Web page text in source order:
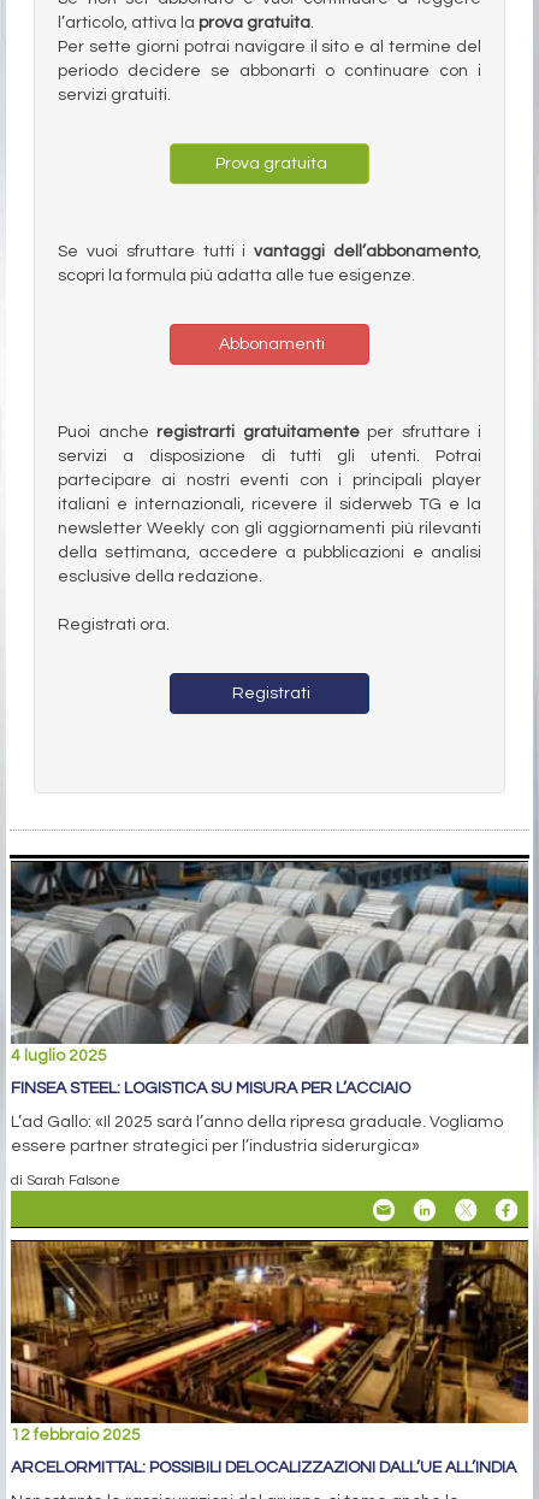
l’articolo, attiva la prova gratuita.
Per sette giorni potrai navigare il sito e al termine del
periodo decidere se abbonarti o continuare con i
servizi gratuiti.
Prova gratuita
Se vuoi sfruttare tutti ivantaggi dell’abbonamento,
scopri la formula più adatta alle tue esigenze.
Abbonamenti
Puoi anche registrarti gratuitamenteper sfruttare i
servizi a disposizione di tutti gli utenti. Potrai
partecipare ai nostri eventi con i principali player
italiani e internazionali, ricevere il siderweb TG e la
newsletter Weekly con gli aggiornamenti più rilevanti
della settimana, accedere a pubblicazioni e analisi
esclusive della redazione.
Registrati ora.
Registrati
4 luglio 2025
FINSEA STEEL: LOGISTICA SU MISURA PER L’ACCIAIO
L’ad Gallo: «Il 2025 sarà l’anno della ripresa graduale. Vogliamo
essere partner strategici per l’industria siderurgica»
di Sarah Falsone
12 febbraio 2025
ARCELORMITTAL: POSSIBILI DELOCALIZZAZIONI DALL’UE ALL’INDIA